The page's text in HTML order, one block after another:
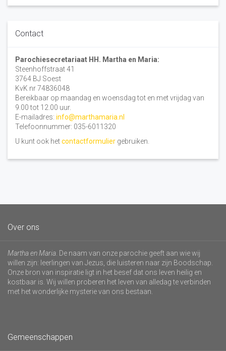
Contact
Parochiesecretariaat HH. Martha en Maria:
Steenhoffstraat 41
3764 BJ Soest
KvK nr 74836048
Bereikbaar op maandag en woensdag tot en met vrijdag van
9.00 tot 12.00 uur.
E-mailadres: info@marthamaria.nl
Telefoonnummer: 035-6011320
U kunt ook hetcontactformulier gebruiken.
Over ons
Martha en Maria . De naam van onze parochie geeft aan wie wij
willen zijn: leerlingen van Jezus, die luisteren naar zijn Boodschap.
Onze bron van inspiratie ligt in het besef dat ons leven heilig en
kostbaar is. Wij willen proberen het leven van alledag te verbinden
met het wonderlijke mysterie van ons bestaan.
Gemeenschappen